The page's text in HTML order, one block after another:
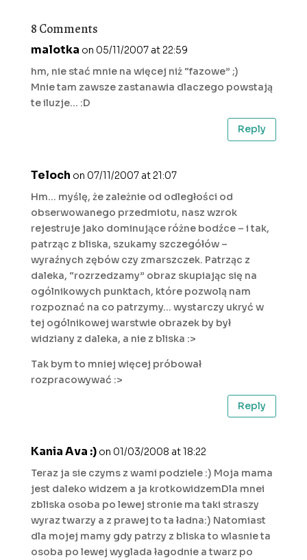
8 Comments
malotka on 05/11/2007 at 22:59
hm, nie stać mnie na więcej niż “fazowe” ;)
Mnie tam zawsze zastanawia dlaczego powstają
te iluzje… :D
Reply
Teloch on 07/11/2007 at 21:07
Hm… myślę, że zależnie od odległości od
obserwowanego przedmiotu, nasz wzrok
rejestruje jako dominujące różne bodźce – i tak,
patrząc z bliska, szukamy szczegółów –
wyraźnych zębów czy zmarszczek. Patrząc z
daleka, “rozrzedzamy” obraz skupiając się na
ogólnikowych punktach, które pozwolą nam
rozpoznać na co patrzymy… wystarczy ukryć w
tej ogólnikowej warstwie obrazek by był
widziany z daleka, a nie z bliska :>
Tak bym to mniej więcej próbował
rozpracowywać :>
Reply
Kania Ava :) on 01/03/2008 at 18:22
Teraz ja sie czyms z wami podziele :) Moja mama
jest daleko widzem a ja krotkowidzemDla mnei
zbliska osoba po lewej stronie ma taki straszy
wyraz twarzy a z prawej to ta ładna:) Natomiast
dla mojej mamy gdy patrzy z bliska to wlasnie ta
osoba po lewej wyglada łagodnie a twarz po